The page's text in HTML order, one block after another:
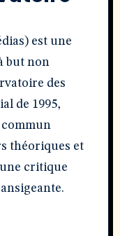
est une
but non
des
de 1995,
théoriques et
critique